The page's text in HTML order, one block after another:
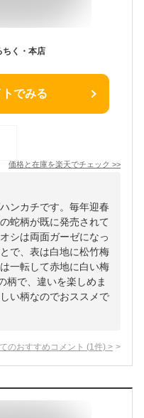
ちく・本店
でみる
価格と在庫を楽天でチェック >>
ンカチです。毎年迎春
蛇柄が既に発売されて
シは両面ガーゼになっ
で、表は白地に松竹梅
一転して赤地に白い梅
柄で、違いを楽しめま
い柄なのでおススメで
のおすすめコメント (1 件) >